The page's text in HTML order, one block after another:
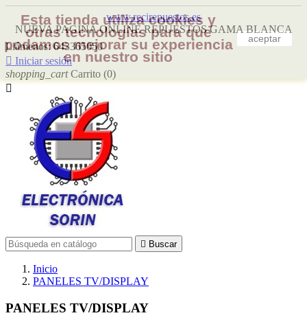
www.recirepuestos.es
NUEVA PAGINA ONLINE REPUESTOS GAMA BLANCA
Llámenos:643365050
 Iniciar sesión
shopping_cart Carrito (0)

 Buscar
Inicio
PANELES TV/DISPLAY
PANELES TV/DISPLAY
Esta tienda utiliza cookies y
otras tecnologías para que
podamos mejorar su experiencia
en nuestro sitio
aceptar